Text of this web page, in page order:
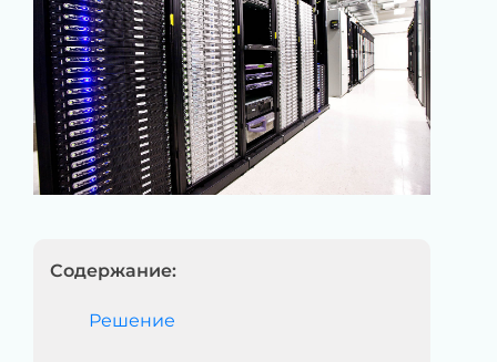
Содержание:
Решение